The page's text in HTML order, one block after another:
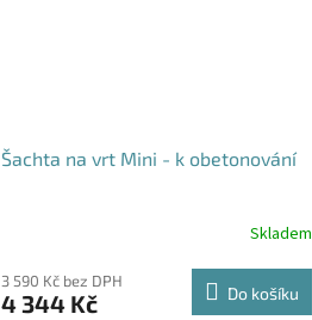
Šachta na vrt Mini - k obetonování
Skladem
3 590 Kč bez DPH
4 344 Kč Do košíku